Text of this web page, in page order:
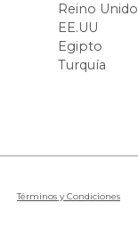
Reino Unido
EE.UU
Egipto
Turquía
Términos y Condiciones